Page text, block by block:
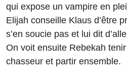
qui expose un vampire en
Elijah conseille Klaus d’être
s’en soucie pas et lui dit
On voit ensuite Rebekah
chasseur et partir ensemble.